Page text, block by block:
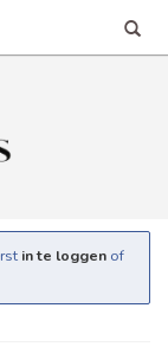
in te loggen of